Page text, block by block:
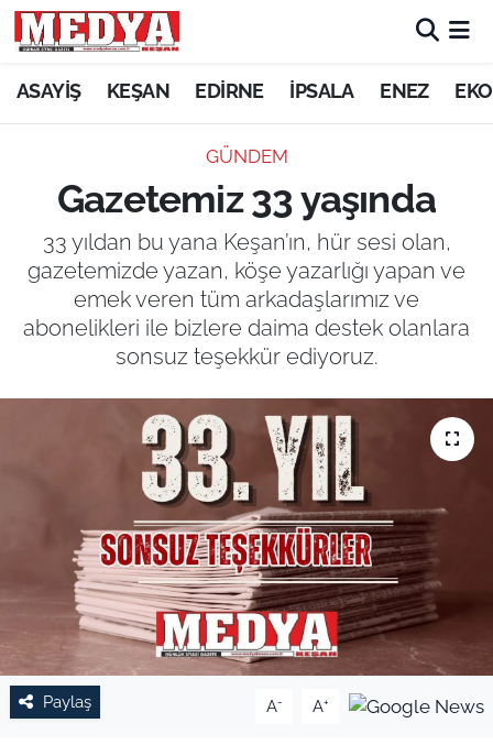
ASAYİŞ KEŞAN EDİRNE İPSALA ENEZ
GÜNDEM
Gazetemiz 33 yaşında
33 yıldan bu yana Keşan’ın, hür sesi olan,
gazetemizde yazan, köşe yazarlığı yapan ve
emek veren tüm arkadaşlarımız ve
abonelikleri ile bizlere daima destek olanlara
sonsuz teşekkür ediyoruz.
Paylaş A- A+
KEŞAN
ASAYİŞ
SİYASET
GÜNDEM
EKONOMİ
TARIM VE HAYVANCILIK
KÜLTÜR SANAT
RESMİ İLAN
SPOR